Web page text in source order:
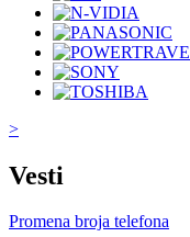
>
Vesti
Promena broja telefona